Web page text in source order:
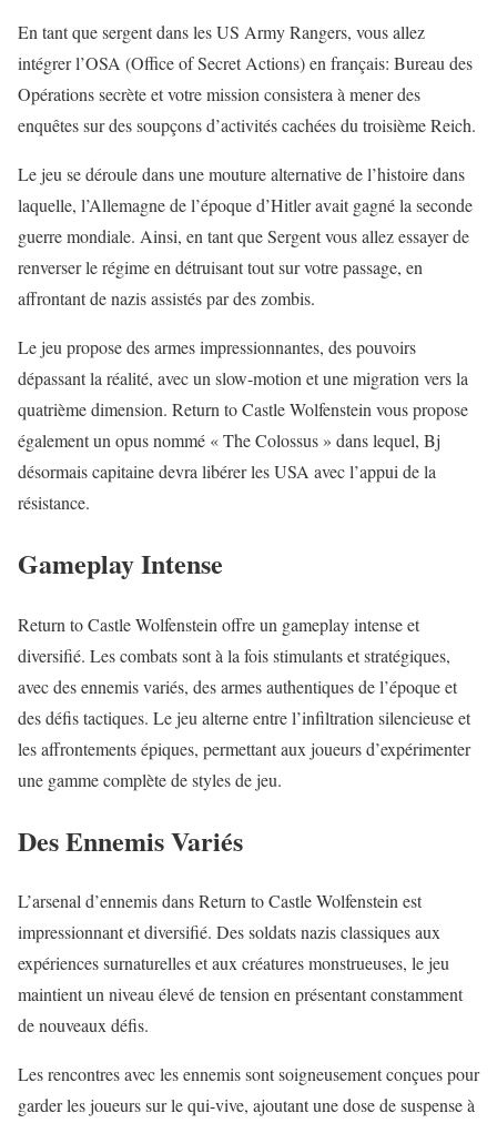
En tant que sergent dans les US Army Rangers, vous allez
intégrer l’OSA (Office of Secret Actions) en français: Bureau des
Opérations secrète et votre mission consistera à mener des
enquêtes sur des soupçons d’activités cachées du troisième Reich.
Le jeu se déroule dans une mouture alternative de l’histoire dans
laquelle, l’Allemagne de l’époque d’Hitler avait gagné la seconde
guerre mondiale. Ainsi, en tant que Sergent vous allez essayer de
renverser le régime en détruisant tout sur votre passage, en
affrontant de nazis assistés par des zombis.
Le jeu propose des armes impressionnantes, des pouvoirs
dépassant la réalité, avec un slow-motion et une migration vers la
quatrième dimension. Return to Castle Wolfenstein vous propose
également un opus nommé « The Colossus » dans lequel, Bj
désormais capitaine devra libérer les USA avec l’appui de la
résistance.
Gameplay Intense
Return to Castle Wolfenstein offre un gameplay intense et
diversifié. Les combats sont à la fois stimulants et stratégiques,
avec des ennemis variés, des armes authentiques de l’époque et
des défis tactiques. Le jeu alterne entre l’infiltration silencieuse et
les affrontements épiques, permettant aux joueurs d’expérimenter
une gamme complète de styles de jeu.
Des Ennemis Variés
L’arsenal d’ennemis dans Return to Castle Wolfenstein est
impressionnant et diversifié. Des soldats nazis classiques aux
expériences surnaturelles et aux créatures monstrueuses, le jeu
maintient un niveau élevé de tension en présentant constamment
de nouveaux défis.
Les rencontres avec les ennemis sont soigneusement conçues pour
garder les joueurs sur le qui-vive, ajoutant une dose de suspense à